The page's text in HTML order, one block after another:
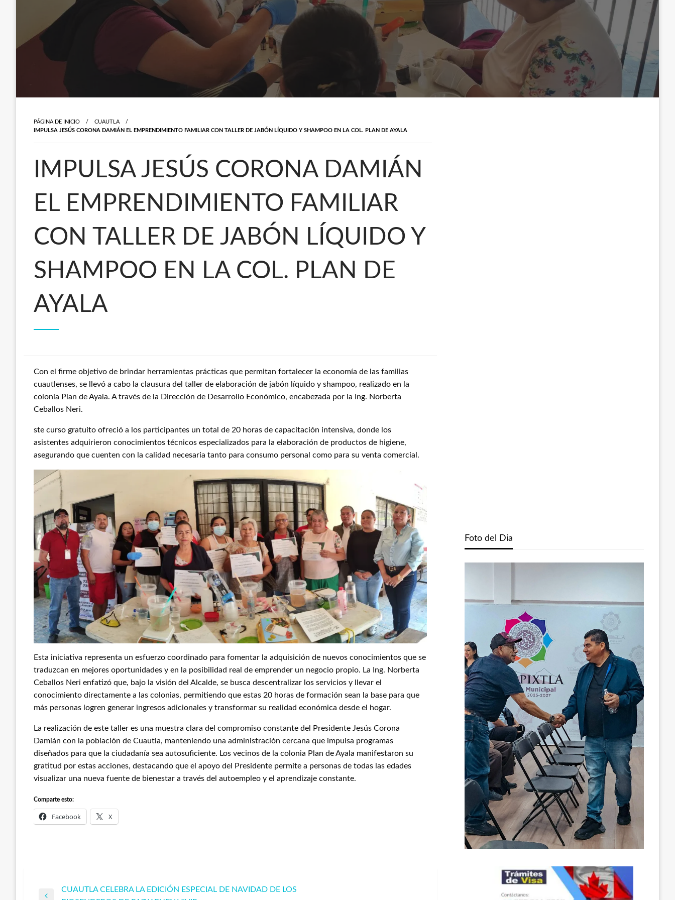
PÁGINA DE INICIO
CUAUTLA
IMPULSA JESÚS CORONA DAMIÁN EL EMPRENDIMIENTO FAMILIAR CON TALLER DE JABÓN LÍQUIDO Y SHAMPOO EN LA COL. PLAN DE AYALA
IMPULSA JESÚS CORONA DAMIÁN
EL EMPRENDIMIENTO FAMILIAR
CON TALLER DE JABÓN LÍQUIDO Y
SHAMPOO EN LA COL. PLAN DE
AYALA
Con el firme objetivo de brindar herramientas prácticas que permitan fortalecer la economía de las familias
cuautlenses, se llevó a cabo la clausura del taller de elaboración de jabón líquido y shampoo, realizado en la
colonia Plan de Ayala. A través de la Dirección de Desarrollo Económico, encabezada por la Ing. Norberta
Ceballos Neri.
ste curso gratuito ofreció a los participantes un total de 20 horas de capacitación intensiva, donde los
asistentes adquirieron conocimientos técnicos especializados para la elaboración de productos de higiene,
asegurando que cuenten con la calidad necesaria tanto para consumo personal como para su venta comercial.
​Esta iniciativa representa un esfuerzo coordinado para fomentar la adquisición de nuevos conocimientos que se
traduzcan en mejores oportunidades y en la posibilidad real de emprender un negocio propio. La Ing. Norberta
Ceballos Neri enfatizó que, bajo la visión del Alcalde, se busca descentralizar los servicios y llevar el
conocimiento directamente a las colonias, permitiendo que estas 20 horas de formación sean la base para que
más personas logren generar ingresos adicionales y transformar su realidad económica desde el hogar.
​La realización de este taller es una muestra clara del compromiso constante del Presidente Jesús Corona
Damián con la población de Cuautla, manteniendo una administración cercana que impulsa programas
diseñados para que la ciudadanía sea autosuficiente. Los vecinos de la colonia Plan de Ayala manifestaron su
gratitud por estas acciones, destacando que el apoyo del Presidente permite a personas de todas las edades
visualizar una nueva fuente de bienestar a través del autoempleo y el aprendizaje constante.
Comparte esto:
Facebook X
CUAUTLA CELEBRA LA EDICIÓN ESPECIAL DE NAVIDAD DE LOS
Foto del Dia